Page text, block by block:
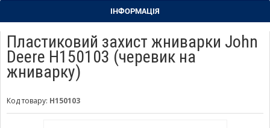
ІНФОРМАЦІЯ
Пластиковий захист жниварки John
Deere H150103 (черевик на
жниварку)
Код товару: H150103